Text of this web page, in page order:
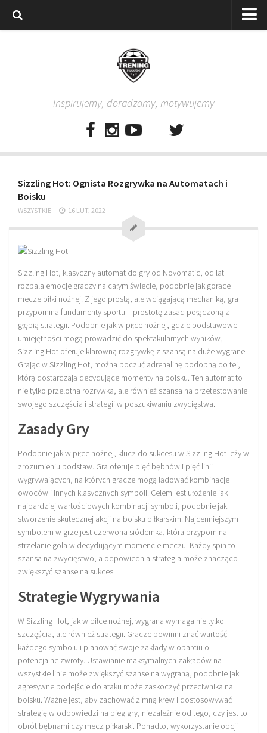
Rodzice
Baza ćwiczeń
Pro Training
Aplikacja
Aplikacja Pro Training – Trening Piłkarski
Sprzęt treningowy
Poręcze do ćwiczeń PRO TRAINING
Drążki do ćwiczeń PRO TRAINING
Guma oporowa PRO TRAINING
PRODUKTY
Piłkarska Kuchnia
Poradnik Piłkarza
Zeszyt Trenera
Planer Trenera – dziennik, konspekty, notatki
Plany treningowe
Program treningowy zapobieganie kontuzjom
Plan treningowy core stability
Plan treningowy szybkość i dynamika
Program przygotowania fizycznego
Program treningu biegowego
Sklep
Edukacja
Plany treningowe
Aplikacja Pro Training
Sprzęt treningowy
Kontakt
Inspirujemy, doradzamy, motywujemy
Sizzling Hot: Ognista Rozgrywka na Automatach i
Boisku
WSZYSTKIE 16 LUT, 2022
Sizzling Hot, klasyczny automat do gry od Novomatic, od lat
rozpala emocje graczy na całym świecie, podobnie jak gorące
mecze piłki nożnej. Z jego prostą, ale wciągającą mechaniką, gra
przypomina fundamenty sportu – prostotę zasad połączoną z
głębią strategii. Podobnie jak w piłce nożnej, gdzie podstawowe
umiejętności mogą prowadzić do spektakularnych wyników,
Sizzling Hot oferuje klarowną rozgrywkę z szansą na duże wygrane.
Grając w Sizzling Hot, można poczuć adrenalinę podobną do tej,
którą dostarczają decydujące momenty na boisku. Ten automat to
nie tylko przelotna rozrywka, ale również szansa na przetestowanie
swojego szczęścia i strategii w poszukiwaniu zwycięstwa.
Zasady Gry
Podobnie jak w piłce nożnej, klucz do sukcesu w Sizzling Hot leży w
zrozumieniu podstaw. Gra oferuje pięć bębnów i pięć linii
wygrywających, na których gracze mogą lądować kombinacje
owoców i innych klasycznych symboli. Celem jest ułożenie jak
najbardziej wartościowych kombinacji symboli, podobnie jak
stworzenie skutecznej akcji na boisku piłkarskim. Najcenniejszym
symbolem w grze jest czerwona siódemka, która przypomina
strzelanie gola w decydującym momencie meczu. Każdy spin to
szansa na zwycięstwo, a odpowiednia strategia może znacząco
zwiększyć szanse na sukces.
Strategie Wygrywania
W Sizzling Hot, jak w piłce nożnej, wygrana wymaga nie tylko
szczęścia, ale również strategii. Gracze powinni znać wartość
każdego symbolu i planować swoje zakłady w oparciu o
potencjalne zwroty. Ustawianie maksymalnych zakładów na
wszystkie linie może zwiększyć szanse na wygraną, podobnie jak
agresywne podejście do ataku może zaskoczyć przeciwnika na
boisku. Ważne jest, aby zachować zimną krew i dostosowywać
strategię w odpowiedzi na bieg gry, niezależnie od tego, czy jest to
obrót bębnami czy mecz piłkarski. Ponadto, wykorzystanie opcji